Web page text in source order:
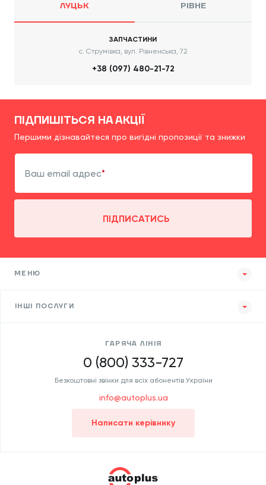
ЛУЦЬК РІВНЕ
ЗАПЧАСТИНИ
с. Струмівка, вул. Рівненська, 72
+38 (097) 480-21-72
ПІДПИШІТЬСЯ НА АКЦІЇ
Першими дізнавайтеся про вигідні пропозиції та знижки
Ваш email адрес
ПІДПИСАТИСЬ
МЕНЮ
ІНШІ ПОСЛУГИ
ГАРЯЧА ЛІНІЯ
0 (800) 333-727
Безкоштовні звінки для всіх абонентів України
info@autoplus.ua
Написати керівнику